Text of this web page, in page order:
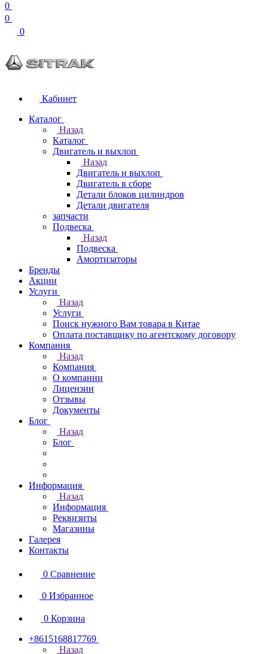
0
0
0
Кабинет
Каталог
Назад
Каталог
Двигатель и выхлоп
Назад
Двигатель и выхлоп
Двигатель в сборе
Детали блоков цилиндров
Детали двигателя
запчасти
Подвеска
Назад
Подвеска
Амортизаторы
Бренды
Акции
Услуги
Назад
Услуги
Поиск нужного Вам товара в Китае
Оплата поставщику по агентскому договору
Компания
Назад
Компания
О компании
Лицензии
Отзывы
Документы
Блог
Назад
Блог
Информация
Назад
Информация
Реквизиты
Магазины
Галерея
Контакты
0 Сравнение
0 Избранное
0 Корзина
+8615168817769
Назад